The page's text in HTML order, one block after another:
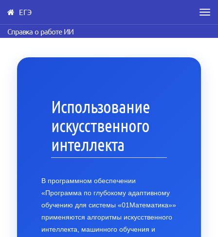
Skip
to
content
ЕГЭ
Справка о работе ИИ
Использование
искусственного
интеллекта
В программном обеспечении
«Программа по глубокому адаптивному
обучению для системы «01Математика»»
применяются алгоритмы искусственного
интеллекта, машинного обучения и